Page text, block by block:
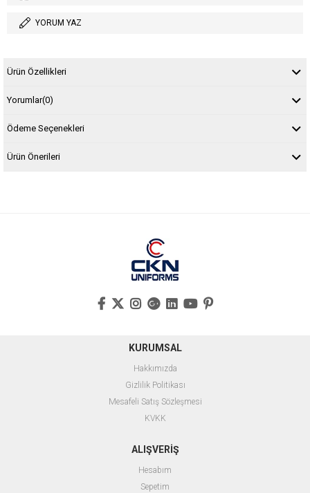
YORUM YAZ
Ürün Özellikleri
Yorumlar(0)
Ödeme Seçenekleri
Ürün Önerileri
KURUMSAL
Hakkımızda
Gizlilik Politikası
Mesafeli Satış Sözleşmesi
KVKK
ALIŞVERİŞ
Hesabım
Sepetim